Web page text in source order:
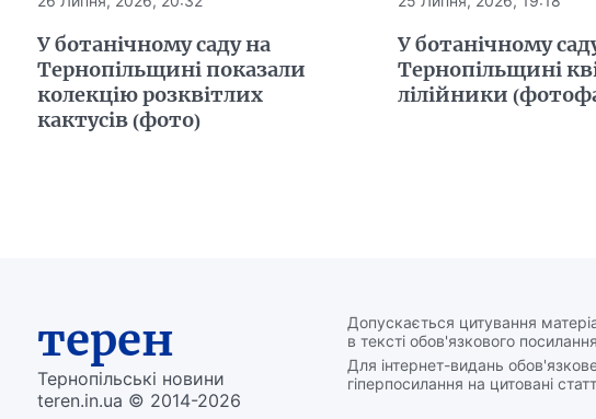
У ботанічному саду на
Тернопільщині показали
колекцію розквітлих
кактусів (фото)
У ботанічному
Тернопільщині
лілійники
терен
Тернопільські новини
teren.in.ua © 2014-2026
Допускається цитування
в тексті обов'язкового
Для інтернет-видань
гіперпосилання на цитовані